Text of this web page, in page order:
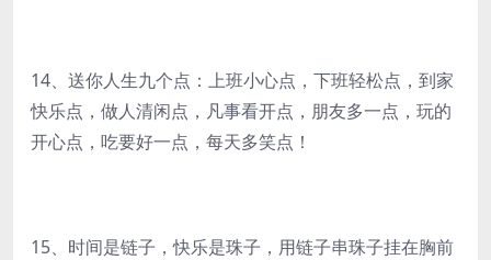
14、送你人生九个点：上班小心点，下班轻松点，到家
快乐点，做人清闲点，凡事看开点，朋友多一点，玩的
开心点，吃要好一点，每天多笑点！
15、时间是链子，快乐是珠子，用链子串珠子挂在胸前